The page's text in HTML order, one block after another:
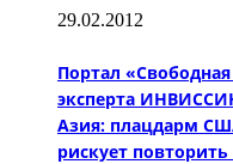
29.02.2012
Портал
эксперта
Азия: плацдарм
рискует